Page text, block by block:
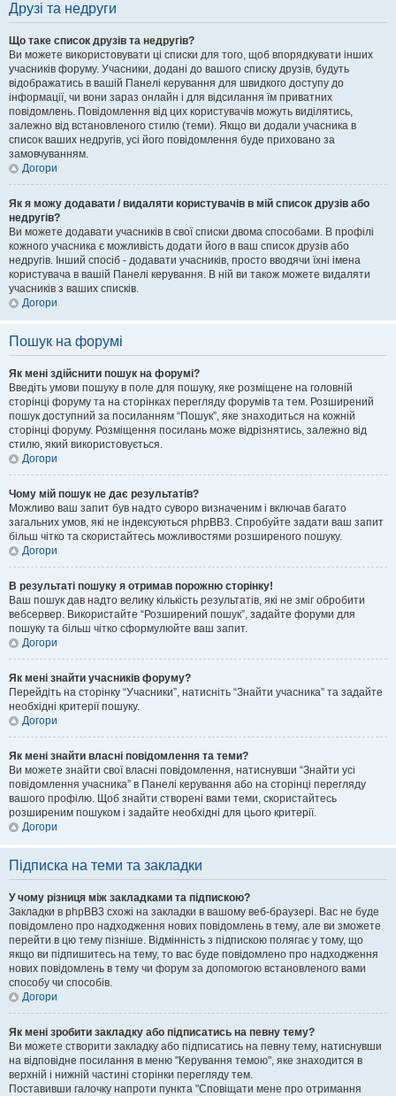
Друзі та недруги
Що таке список друзів та недругів?
Ви можете використовувати ці списки для того, щоб впорядкувати інших
учасників форуму. Учасники, додані до вашого списку друзів, будуть
відображатись в вашій Панелі керування для швидкого доступу до
інформації, чи вони зараз онлайн і для відсилання їм приватних
повідомлень. Повідомлення від цих користувачів можуть виділятись,
залежно від встановленого стилю (теми). Якщо ви додали учасника в
список ваших недругів, усі його повідомлення буде приховано за
замовчуванням.
Догори
Як я можу додавати / видаляти користувачів в мій список друзів або
недругів?
Ви можете додавати учасників в свої списки двома способами. В профілі
кожного учасника є можливість додати його в ваш список друзів або
недругів. Інший спосіб - додавати учасників, просто вводячи їхні імена
користувача в вашій Панелі керування. В ній ви також можете видаляти
учасників з ваших списків.
Догори
Пошук на форумі
Як мені здійснити пошук на форумі?
Введіть умови пошуку в поле для пошуку, яке розміщене на головній
сторінці форуму та на сторінках перегляду форумів та тем. Розширений
пошук доступний за посиланням “Пошук”, яке знаходиться на кожній
сторінці форуму. Розміщення посилань може відрізнятись, залежно від
стилю, який використовується.
Догори
Чому мій пошук не дає результатів?
Можливо ваш запит був надто суворо визначеним і включав багато
загальних умов, які не індексуються phpBB3. Спробуйте задати ваш запит
більш чітко та скористайтесь можливостями розширеного пошуку.
Догори
В результаті пошуку я отримав порожню сторінку!
Ваш пошук дав надто велику кількість результатів, які не зміг обробити
вебсервер. Використайте “Розширений пошук”, задайте форуми для
пошуку та більш чітко сформулюйте ваш запит.
Догори
Як мені знайти учасників форуму?
Перейдіть на сторінку “Учасники”, натисніть “Знайти учасника” та задайте
необхідні критерії пошуку.
Догори
Як мені знайти власні повідомлення та теми?
Ви можете знайти свої власні повідомлення, натиснувши “Знайти усі
повідомлення учасника” в Панелі керування або на сторінці перегляду
вашого профілю. Щоб знайти створені вами теми, скористайтесь
розширеним пошуком і задайте необхідні для цього критерії.
Догори
Підписка на теми та закладки
У чому різниця між закладками та підпискою?
Закладки в phpBB3 схожі на закладки в вашому веб-браузері. Вас не буде
повідомлено про надходження нових повідомлень в тему, але ви зможете
перейти в цю тему пізніше. Відмінність з підпискою полягає у тому, що
якщо ви підпишитесь на тему, то вас буде повідомлено про надходження
нових повідомлень в тему чи форум за допомогою встановленого вами
способу чи способів.
Догори
Як мені зробити закладку або підписатись на певну тему?
Ви можете створити закладку або підписатись на певну тему, натиснувши
на відповідне посилання в меню "Керування темою", яке знаходится в
верхній і нижній частині сторінки перегляду тем.
Поставивши галочку напроти пункта "Сповіщати мене про отримання